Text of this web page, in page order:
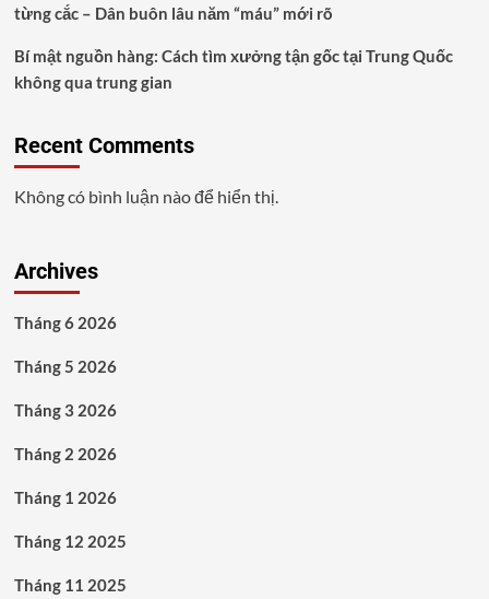
từng cắc – Dân buôn lâu năm “máu” mới rõ
Bí mật nguồn hàng: Cách tìm xưởng tận gốc tại Trung Quốc
không qua trung gian
Recent Comments
Không có bình luận nào để hiển thị.
Archives
Tháng 6 2026
Tháng 5 2026
Tháng 3 2026
Tháng 2 2026
Tháng 1 2026
Tháng 12 2025
Tháng 11 2025